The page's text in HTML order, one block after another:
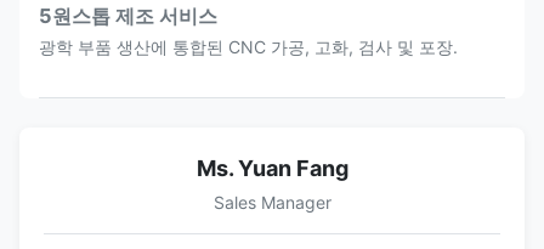
5원스톱 제조 서비스
광학 부품 생산에 통합된 CNC 가공, 고화, 검사 및 포장.
Ms. Yuan Fang
Sales Manager